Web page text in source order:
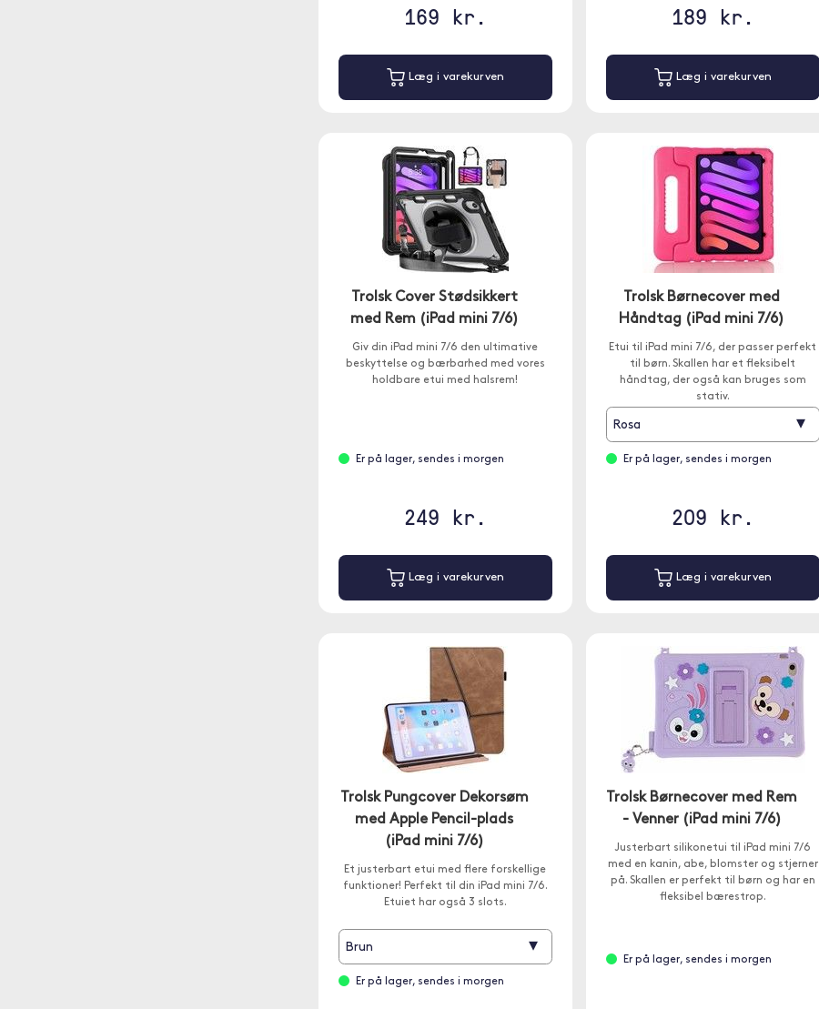
169 kr.
Læg i varekurven
189 kr.
Læg i varekurven
Trolsk Cover Stødsikkert
med Rem (iPad mini 7/6)
Giv din iPad mini 7/6 den ultimative
beskyttelse og bærbarhed med vores
holdbare etui med halsrem!
Er på lager, sendes i morgen
249 kr.
Læg i varekurven
Trolsk Børnecover med
Håndtag (iPad mini 7/6)
Etui til iPad mini 7/6, der passer perfekt
til børn. Skallen har et fleksibelt
håndtag, der også kan bruges som
stativ.
Rosa ▾
Er på lager, sendes i morgen
209 kr.
Læg i varekurven
Trolsk Pungcover Dekorsøm
med Apple Pencil-plads
(iPad mini 7/6)
Et justerbart etui med flere forskellige
funktioner! Perfekt til din iPad mini 7/6.
Etuiet har også 3 slots.
Brun ▾
Er på lager, sendes i morgen
Trolsk Børnecover med Rem
- Venner (iPad mini 7/6)
Justerbart silikonetui til iPad mini 7/6
med en kanin, abe, blomster og stjerner
på. Skallen er perfekt til børn og har en
fleksibel bærestrop.
Er på lager, sendes i morgen